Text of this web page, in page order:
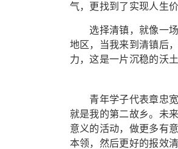
气，更找到了实现人生
选择清镇，就像一场
地区，当我来到清镇后
力，这是一片沉稳的沃
青年学子代表章忠宽
就是我的第二故乡。未
意义的活动，做更多有
本领，然后更好的报效